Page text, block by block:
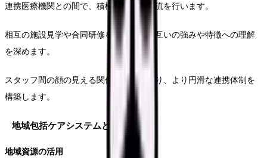
連携医療機関との間で、積極的な人材交流を行います。
相互の施設見学や合同研修を通じて、お互いの強みや特徴への理解
を深めます。
スタッフ間の顔の見える関係づくりにより、より円滑な連携体制を
構築します。
地域包括ケアシステムとの連携
地域資源の活用